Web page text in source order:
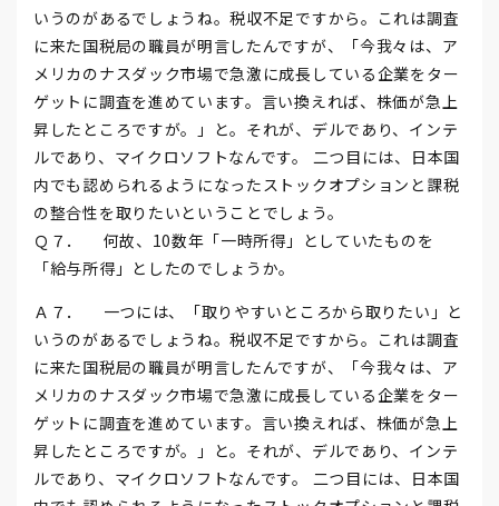
いうのがあるでしょうね。税収不足ですから。これは調査
に来た国税局の職員が明言したんですが、「今我々は、ア
メリカのナスダック市場で急激に成長している企業をター
ゲットに調査を進めています。言い換えれば、株価が急上
昇したところですが。」と。それが、デルであり、インテ
ルであり、マイクロソフトなんです。 二つ目には、日本国
内でも認められるようになったストックオプションと課税
の整合性を取りたいということでしょう。
Ｑ７． 何故、10数年「一時所得」としていたものを
「給与所得」としたのでしょうか。
Ａ７． 一つには、「取りやすいところから取りたい」と
いうのがあるでしょうね。税収不足ですから。これは調査
に来た国税局の職員が明言したんですが、「今我々は、ア
メリカのナスダック市場で急激に成長している企業をター
ゲットに調査を進めています。言い換えれば、株価が急上
昇したところですが。」と。それが、デルであり、インテ
ルであり、マイクロソフトなんです。 二つ目には、日本国